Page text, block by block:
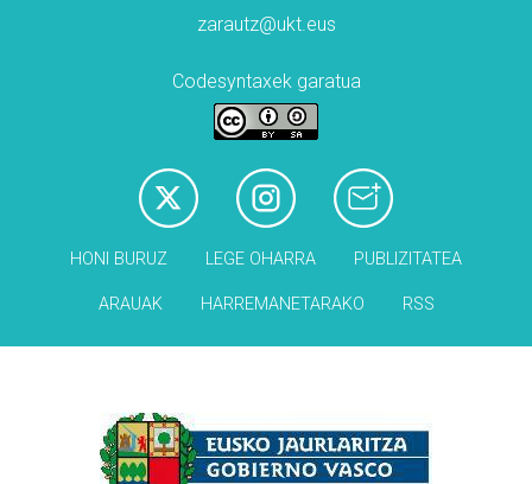
zarautz@ukt.eus
Codesyntaxek garatua
HONI BURUZ LEGE OHARRA PUBLIZITATEA
ARAUAK HARREMANETARAKO RSS